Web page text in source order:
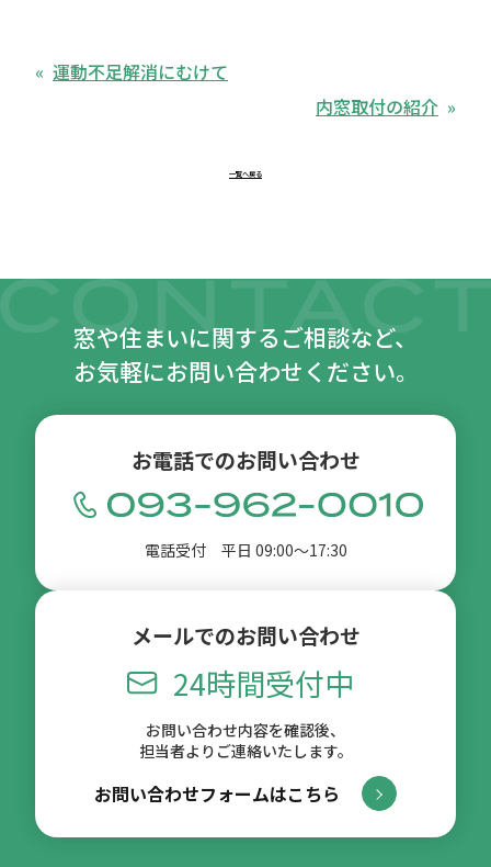
運動不足解消にむけて
内窓取付の紹介
一覧へ戻る
窓や住まいに関するご相談など、
お気軽にお問い合わせください。
お電話でのお問い合わせ
電話受付 平日 09:00〜17:30
メールでのお問い合わせ
24時間受付中
お問い合わせ内容を確認後、
担当者よりご連絡いたします。
お問い合わせフォームはこちら